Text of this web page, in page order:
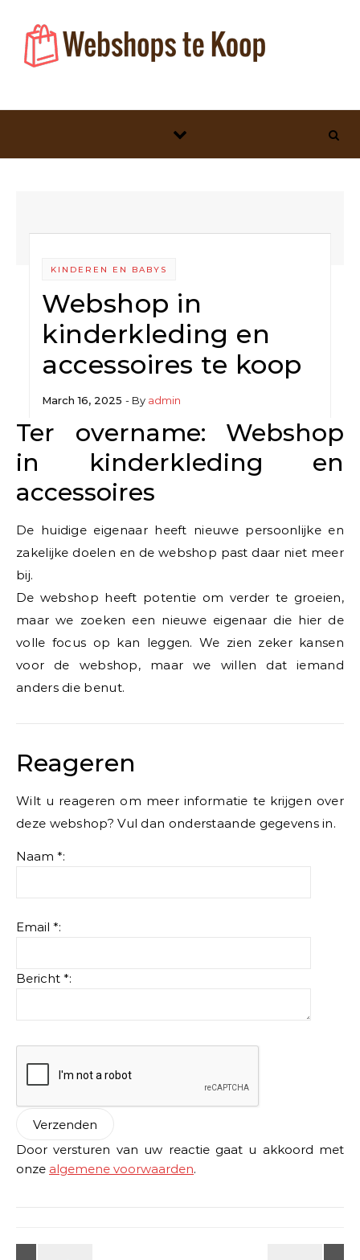
KINDEREN EN BABYS
Webshop in
kinderkleding en
accessoires te koop
March 16, 2025 - By admin
Ter overname: Webshop
in kinderkleding en
accessoires
De huidige eigenaar heeft nieuwe persoonlijke en
zakelijke doelen en de webshop past daar niet meer
bij.
De webshop heeft potentie om verder te groeien,
maar we zoeken een nieuwe eigenaar die hier de
volle focus op kan leggen. We zien zeker kansen
voor de webshop, maar we willen dat iemand
anders die benut.
Reageren
Wilt u reageren om meer informatie te krijgen over
deze webshop? Vul dan onderstaande gegevens in.
Naam *:
Email *:
Bericht *:
Door versturen van uw reactie gaat u akkoord met
onze algemene voorwaarden.